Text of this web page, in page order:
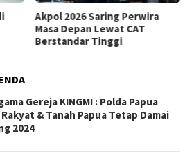
Tak Sekadar Kasus Kematian,
Sutrimo Dinilai Uji
Perlindungan Hak Asasi
Gereja KINGMI : Polda Papua
& Tanah Papua Tetap Damai
2024